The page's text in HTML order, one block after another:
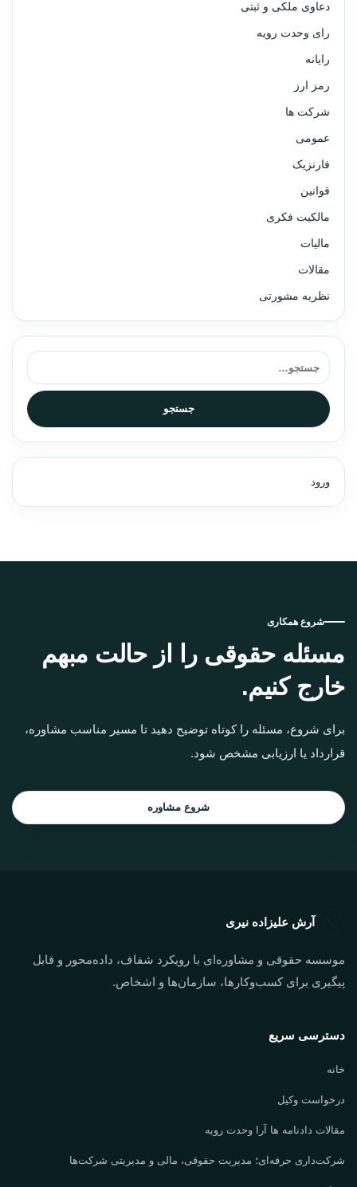
دعاوی ملکی و ثبتی
رای وحدت رویه
رایانه
رمز ارز
شرکت ها
عمومی
فارنزیک
قوانین
مالکیت فکری
مالیات
مقالات
نظریه مشورتی
جستجو برای:
جستجو
ورود
شروع همکاری
مسئله حقوقی را از حالت مبهم
خارج کنیم.
برای شروع، مسئله را کوتاه توضیح دهید تا مسیر مناسب مشاوره،
قرارداد یا ارزیابی مشخص شود.
شروع مشاوره
آرش علیزاده نیری
موسسه حقوقی و مشاوره‌ای با رویکرد شفاف، داده‌محور و قابل
پیگیری برای کسب‌وکارها، سازمان‌ها و اشخاص.
دسترسی سریع
خانه
درخواست وکیل
مقالات دادنامه ها آرا وحدت رویه
شرکت‌داری حرفه‌ای؛ مدیریت حقوقی، مالی و مدیریتی شرکت‌ها